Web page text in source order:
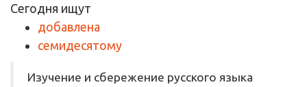
Сегодня ищут
добавлена
семидесятому
Изучение и сбережение русского языка